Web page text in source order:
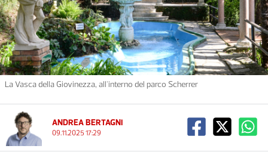
La Vasca della Giovinezza, all'interno del parco Scherrer
ANDREA BERTAGNI
09.11.2025 17:29